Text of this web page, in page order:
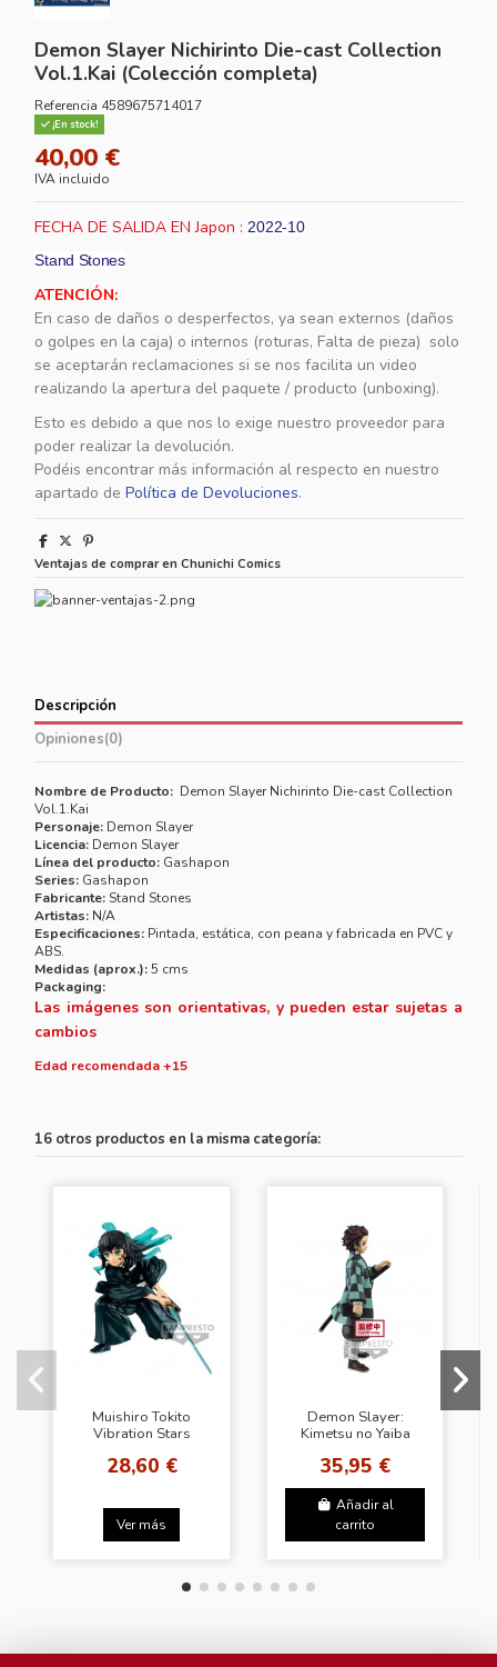
Demon Slayer Nichirinto Die-cast Collection
Vol.1.Kai (Colección completa)
Referencia 4589675714017
¡En stock!
40,00 €
IVA incluido
FECHA DE SALIDA EN Japon : 2022-10
Stand Stones
ATENCIÓN:
En caso de daños o desperfectos, ya sean externos (daños
o golpes en la caja) o internos (roturas, Falta de pieza) solo
se aceptarán reclamaciones si se nos facilita un video
realizando la apertura del paquete / producto (unboxing).
Esto es debido a que nos lo exige nuestro proveedor para
poder realizar la devolución.
Podéis encontrar más información al respecto en nuestro
apartado dePolítica de Devoluciones.
Ventajas de comprar en Chunichi Comics
Descripción
Opiniones(0)
Nombre de Producto: Demon Slayer Nichirinto Die-cast Collection
Vol.1.Kai
Personaje: Demon Slayer
Licencia: Demon Slayer
Línea del producto: Gashapon
Series: Gashapon
Fabricante:Stand Stones
Artistas: N/A
Especificaciones: Pintada, estática, con peana y fabricada en PVC y
ABS.
Medidas (aprox.):5 cms
Packaging:
Las imágenes son orientativas, y pueden estar sujetas a
cambios
Edad recomendada +15
16 otros productos en la misma categoría:
Muishiro Tokito
Vibration Stars
Kimetsu no Yaiba
28,60 €
Ver más
Demon Slayer:
Kimetsu no Yaiba
Kamado -
35,95 €
Añadir al
carrito